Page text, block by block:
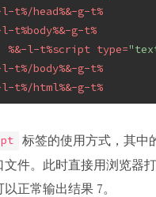
l-t%/head%&-g-t%
l-t%body%&-g-t%
%&-l-t%script type=
l-t%/body%&-g-t%
l-t%/html%&-g-t%
标签的使用方式，其中
文件。此时直接用浏览器
正常输出结果 7。